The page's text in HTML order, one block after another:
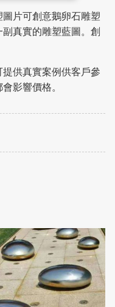
片可創意鵝卵石雕塑
真實的雕塑藍圖。創
供真實案例供客戶參
影響價格。